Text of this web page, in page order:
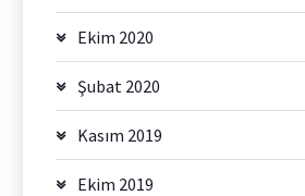
Ekim 2020
Şubat 2020
Kasım 2019
Ekim 2019